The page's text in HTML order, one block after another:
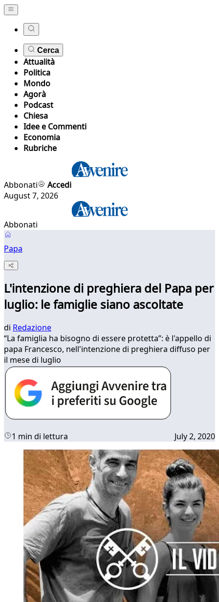
Cerca
Attualità
Politica
Mondo
Agorà
Podcast
Chiesa
Idee e Commenti
Economia
Rubriche
Abbonati
Accedi
August 7, 2026
Abbonati
Papa
L'intenzione di preghiera del Papa per
luglio: le famiglie siano ascoltate
di Redazione
“La famiglia ha bisogno di essere protetta”: è l'appello di
papa Francesco, nell'intenzione di preghiera diffuso per
il mese di luglio
1 min di lettura July 2, 2020